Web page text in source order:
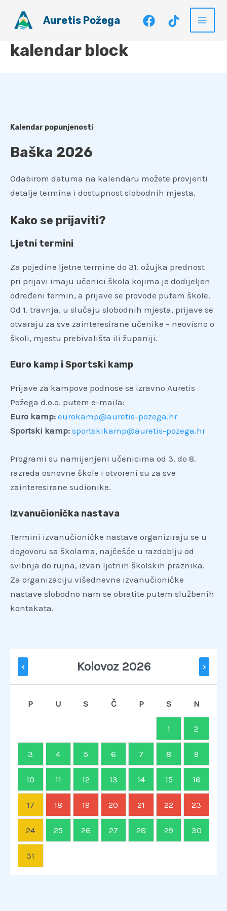
Auretis Požega
Main
kalendar block
Kalendar popunjenosti
Baška 2026
Odabirom datuma na kalendaru možete provjeriti
detalje termina i dostupnost slobodnih mjesta.
Kako se prijaviti?
Ljetni termini
Za pojedine ljetne termine do 31. ožujka prednost
pri prijavi imaju učenici škola kojima je dodijeljen
određeni termin, a prijave se provode putem škole.
Od 1. travnja, u slučaju slobodnih mjesta, prijave se
otvaraju za sve zainteresirane učenike – neovisno o
školi, mjestu prebivališta ili županiji.
Euro kamp i Sportski kamp
Prijave za kampove podnose se izravno Auretis
Požega d.o.o. putem e-maila:
Euro kamp: eurokamp@auretis-pozega.hr
Sportski kamp: sportskikamp@auretis-pozega.hr
Programi su namijenjeni učenicima od 3. do 8.
razreda osnovne škole i otvoreni su za sve
zainteresirane sudionike.
Izvanučionička nastava
Termini izvanučioničke nastave organiziraju se u
dogovoru sa školama, najčešće u razdoblju od
svibnja do rujna, izvan ljetnih školskih praznika.
Za organizaciju višednevne izvanučioničke
nastave slobodno nam se obratite putem službenih
kontakata.
‹ Kolovoz 2026 ›
P U S Č P S N
1 2
3 4 5 6 7 8 9
10 11 12 13 14 15 16
17 18 19 20 21 22 23
24 25 26 27 28 29 30
31